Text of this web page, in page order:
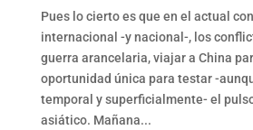
Pues lo cierto es que en el actual
internacional -y nacional-, los
guerra arancelaria, viajar a China
oportunidad única para testar -
temporal y superficialmente- el
asiático. Mañana...